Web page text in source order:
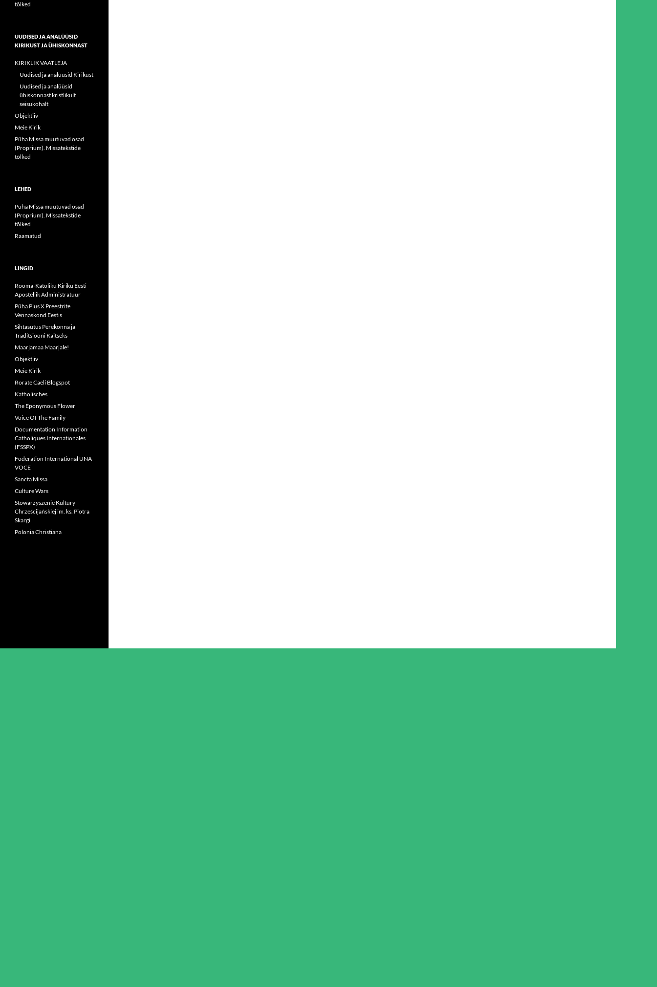
tõlked
UUDISED JA ANALÜÜSID
KIRIKUST JA ÜHISKONNAST
KIRIKLIK VAATLEJA
Uudised ja analüüsid Kirikust
Uudised ja analüüsid
ühiskonnast kristlikult
seisukohalt
Objektiiv
Meie Kirik
Püha Missa muutuvad osad
(Proprium). Missatekstide
tõlked
LEHED
Püha Missa muutuvad osad
(Proprium). Missatekstide
tõlked
Raamatud
LINGID
Rooma-Katoliku Kiriku Eesti
Apostellik Administratuur
Püha Pius X Preestrite
Vennaskond Eestis
Sihtasutus Perekonna ja
Traditsiooni Kaitseks
Maarjamaa Maarjale!
Objektiiv
Meie Kirik
Rorate Caeli Blogspot
Katholisches
The Eponymous Flower
Voice Of The Family
Documentation Information
Catholiques Internationales
(FSSPX)
Foderation International UNA
VOCE
Sancta Missa
Culture Wars
Stowarzyszenie Kultury
Chrześcijańskiej im. ks. Piotra
Skargi
Polonia Christiana